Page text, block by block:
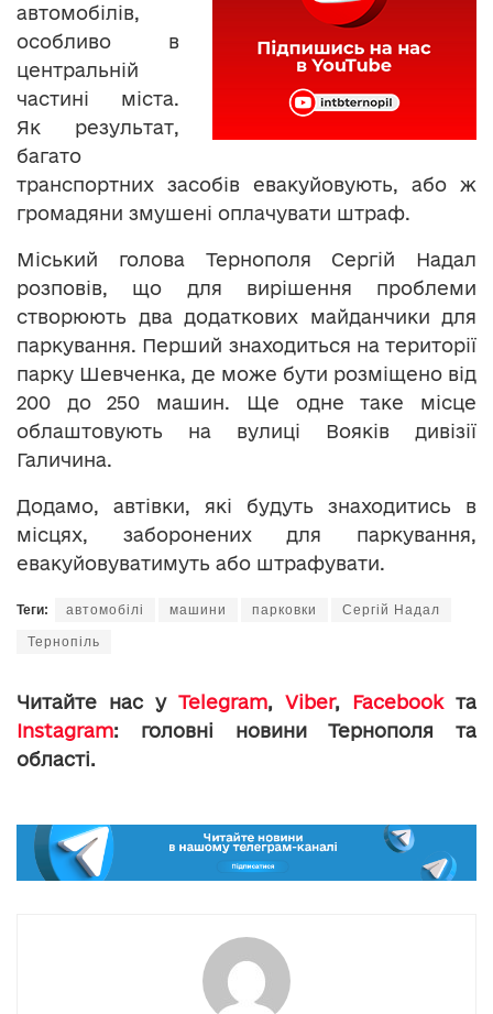
автомобілів,
особливо в
центральній
частині міста.
Як результат,
багато
транспортних засобів евакуйовують, або ж
громадяни змушені оплачувати штраф.
Міський голова Тернополя Сергій Надал
розповів, що для вирішення проблеми
створюють два додаткових майданчики для
паркування. Перший знаходиться на території
парку Шевченка, де може бути розміщено від
200 до 250 машин. Ще одне таке місце
облаштовують на вулиці Вояків дивізії
Галичина.
Додамо, автівки, які будуть знаходитись в
місцях, заборонених для паркування,
евакуйовуватимуть або штрафувати.
Теги: автомобілі машини парковки Сергій Надал
Тернопіль
Читайте нас у Telegram, Viber, Facebookта
Instagram: головні новини Тернополя та
області.